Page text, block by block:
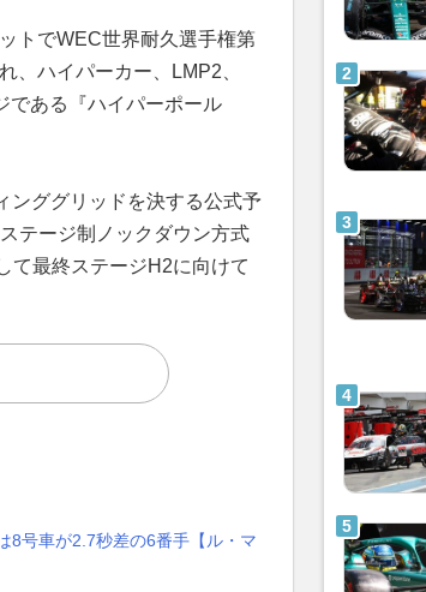
トでWEC世界耐久選手権第
、ハイパーカー、LMP2、
である『ハイパーポール
ンググリッドを決する公式予
テージ制ノックダウン方式
て最終ステージH2に向けて
8号車が2.7秒差の6番手【ル・マ